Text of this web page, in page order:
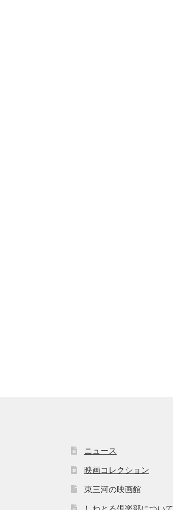
ニュース
映画コレクション
東三河の映画館